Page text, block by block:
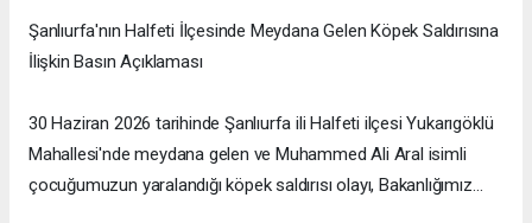
Şanlıurfa'nın Halfeti İlçesinde Meydana Gelen Köpek Saldırısına
İlişkin Basın Açıklaması
30 Haziran 2026 tarihinde Şanlıurfa ili Halfeti ilçesi Yukarıgöklü
Mahallesi'nde meydana gelen ve Muhammed Ali Aral isimli
çocuğumuzun yaralandığı köpek saldırısı olayı, Bakanlığımız…